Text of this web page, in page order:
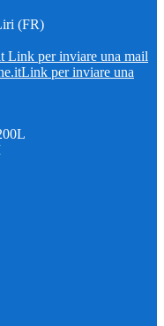
(FR)
Link per inviare una mail
Link per inviare una